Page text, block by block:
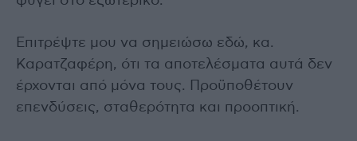
Επιτρέψτε μου να σημειώσω εδώ, κα.
Καρατζαφέρη, ότι τα αποτελέσματα αυτά δεν
έρχονται από μόνα τους. Προϋποθέτουν
επενδύσεις, σταθερότητα και προοπτική.